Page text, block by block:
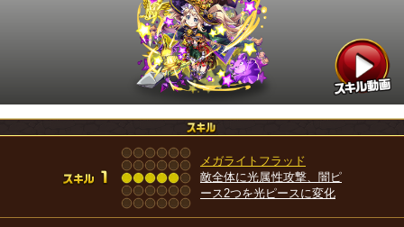
メガライトフラッド
敵全体に光属性攻撃、闇ピ
ース2つを光ピースに変化